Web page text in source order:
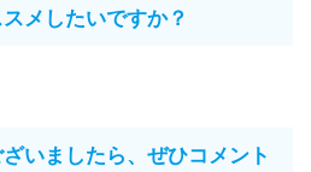
メしたいですか？
いましたら、ぜひコメント